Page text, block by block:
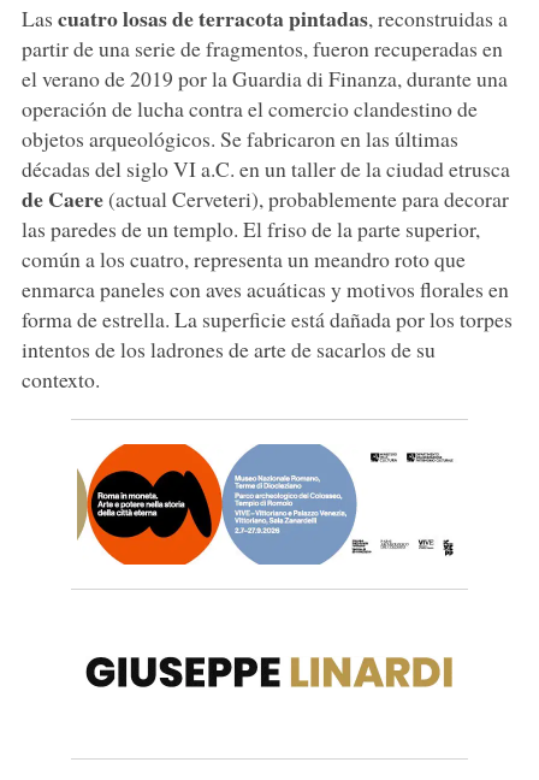
Las cuatro losas de terracota pintadas, reconstruidas a
partir de una serie de fragmentos, fueron recuperadas en
el verano de 2019 por la Guardia di Finanza, durante una
operación de lucha contra el comercio clandestino de
objetos arqueológicos. Se fabricaron en las últimas
décadas del siglo VI a.C. en un taller de la ciudad etrusca
de Caere(actual Cerveteri), probablemente para decorar
las paredes de un templo. El friso de la parte superior,
común a los cuatro, representa un meandro roto que
enmarca paneles con aves acuáticas y motivos florales en
forma de estrella. La superficie está dañada por los torpes
intentos de los ladrones de arte de sacarlos de su
contexto.